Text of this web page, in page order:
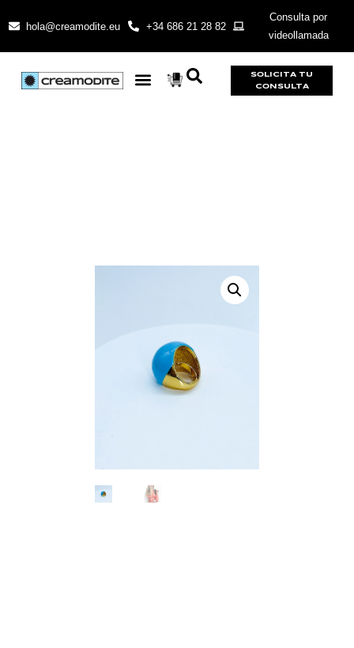
hola@creamodite.eu +34 686 21 28 82
Consulta por
videollamada
SOLICITA TU
CONSULTA